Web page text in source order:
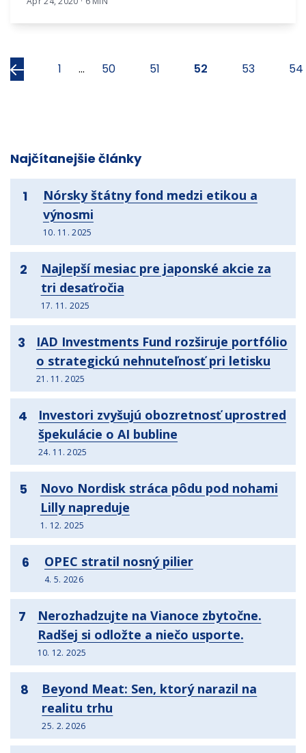
Predchádzajúci
1 ... 50 51 52 53 54
Najčítanejšie články
1
Nórsky štátny fond medzi etikou a
výnosmi
10. 11. 2025
2
Najlepší mesiac pre japonské akcie za
tri desaťročia
17. 11. 2025
3
IAD Investments Fund rozširuje portfólio
o strategickú nehnuteľnosť pri letisku
21. 11. 2025
4
Investori zvyšujú obozretnosť uprostred
špekulácie o AI bubline
24. 11. 2025
5
Novo Nordisk stráca pôdu pod nohami
Lilly napreduje
1. 12. 2025
6 OPEC stratil nosný pilier
4. 5. 2026
7
Nerozhadzujte na Vianoce zbytočne.
Radšej si odložte a niečo usporte.
10. 12. 2025
8
Beyond Meat: Sen, ktorý narazil na
realitu trhu
25. 2. 2026